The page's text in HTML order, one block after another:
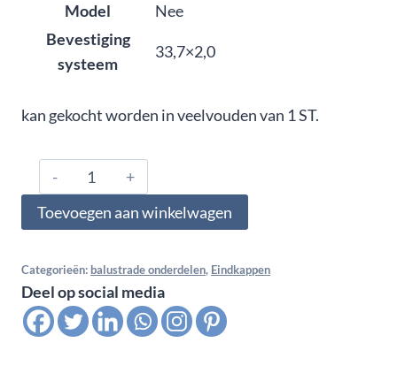
Model
Nee
Bevestiging
systeem
33,7×2,0
kan gekocht worden in veelvouden van 1 ST.
316.337.0125,
Eindkappen
Quick-
vlak,
M8,
voor
Toevoegen aan winkelwagen
Categorieën: balustrade onderdelen, Eindkappen
Deel op social media